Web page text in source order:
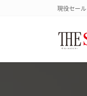
へ
ョ
現役セー